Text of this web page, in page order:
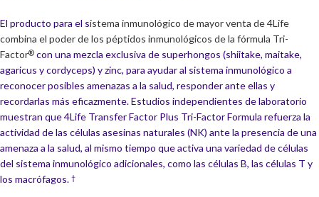
El producto para el sistema inmunológico de mayor venta de 4Life
combina el poder de los péptidos inmunológicos de la fórmula Tri-
Factor® con una mezcla exclusiva de superhongos (shiitake, maitake,
agaricus y cordyceps) y zinc, para ayudar al sistema inmunológico a
reconocer posibles amenazas a la salud, responder ante ellas y
recordarlas más eficazmente. Estudios independientes de laboratorio
muestran que 4Life Transfer Factor Plus Tri-Factor Formula refuerza la
actividad de las células asesinas naturales (NK) ante la presencia de una
amenaza a la salud, al mismo tiempo que activa una variedad de células
del sistema inmunológico adicionales, como las células B, las células T y
los macrófagos. †